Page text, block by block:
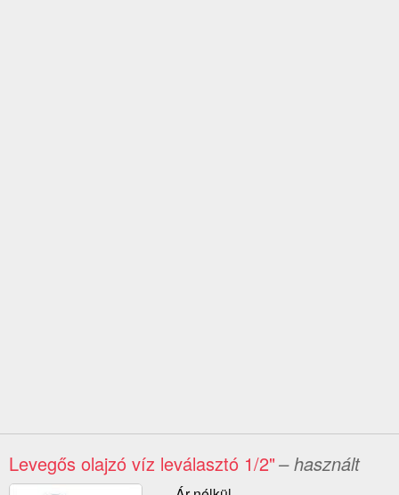
Levegős olajzó víz leválasztó 1/2"– használt